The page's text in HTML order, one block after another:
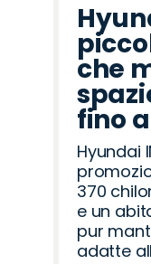
che
fino
Hyundai
370
e un
pur
adatte